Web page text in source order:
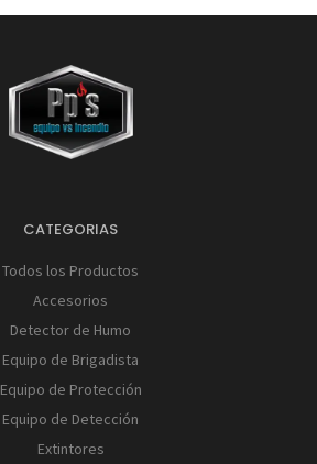
CATEGORIAS
Todos los Productos
Accesorios
Detector de Humo
Equipo de Brigadista
Equipo de Protección
Equipo de Detección
Extintores